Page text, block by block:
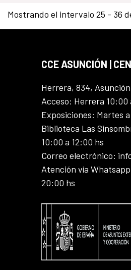
Mostrando el intervalo 25 - 36
CCE ASUNCIÓN |
Herrera, 834,
Acceso: Herrera 10:00
Exposiciones: Martes
Biblioteca Las
10:00 a 12:00 hs
Correo electrónico:
Atención vía
20:00 hs